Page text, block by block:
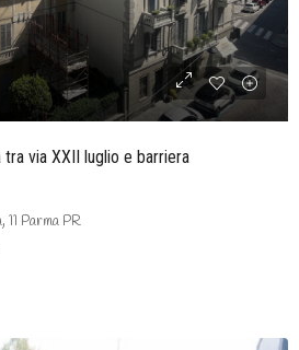
via XXII luglio e barriera
11 Parma PR